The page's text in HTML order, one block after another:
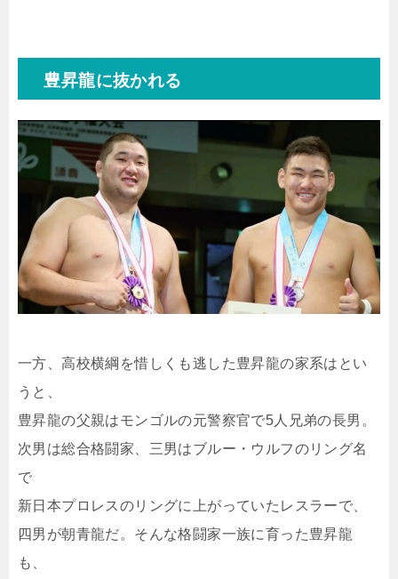
豊昇龍に抜かれる
一方、高校横綱を惜しくも逃した豊昇龍の家系はとい
うと、
豊昇龍の父親はモンゴルの元警察官で5人兄弟の長男。
次男は総合格闘家、三男はブルー・ウルフのリング名
で
新日本プロレスのリングに上がっていたレスラーで、
四男が朝青龍だ。そんな格闘家一族に育った豊昇龍
も、